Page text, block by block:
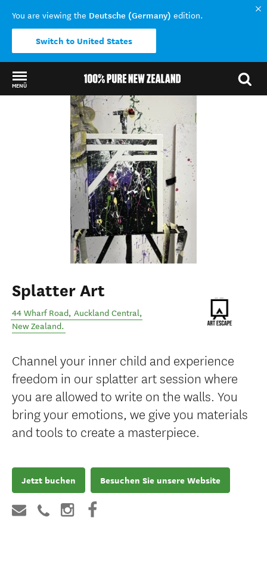
You are viewing the Deutsche (Germany) edition.
Switch to United States
MENÜ
Back to my results
Splatter Art
44 Wharf Road, Auckland Central,
New Zealand.
Channel your inner child and experience
freedom in our splatter art session where
you are allowed to write on the walls. You
bring your emotions, we give you materials
and tools to create a masterpiece.
Jetzt buchen Besuchen Sie unsere Website